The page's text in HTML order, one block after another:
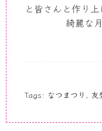
と皆さんと作り
綺麗な
Tags: なつまつり , 友